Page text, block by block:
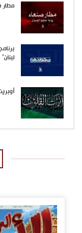
مطار
لبنان”